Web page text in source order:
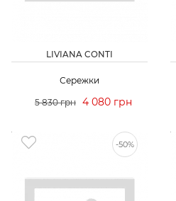
LIVIANA CONTI
Сережки
5 830 грн 4 080 грн
-50%